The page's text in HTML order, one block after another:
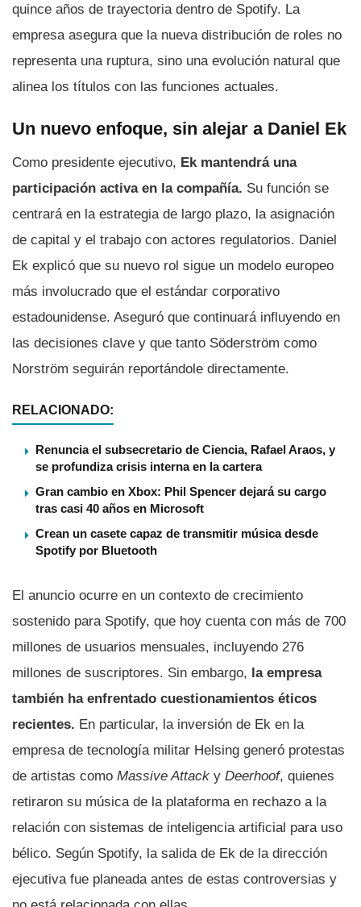
quince años de trayectoria dentro de Spotify. La
empresa asegura que la nueva distribución de roles no
representa una ruptura, sino una evolución natural que
alinea los títulos con las funciones actuales.
Un nuevo enfoque, sin alejar a Daniel Ek
Como presidente ejecutivo, Ek mantendrá una
participación activa en la compañía. Su función se
centrará en la estrategia de largo plazo, la asignación
de capital y el trabajo con actores regulatorios. Daniel
Ek explicó que su nuevo rol sigue un modelo europeo
más involucrado que el estándar corporativo
estadounidense. Aseguró que continuará influyendo en
las decisiones clave y que tanto Söderström como
Norström seguirán reportándole directamente.
RELACIONADO:
Renuncia el subsecretario de Ciencia, Rafael Araos, y
se profundiza crisis interna en la cartera
Gran cambio en Xbox: Phil Spencer dejará su cargo
tras casi 40 años en Microsoft
Crean un casete capaz de transmitir música desde
Spotify por Bluetooth
El anuncio ocurre en un contexto de crecimiento
sostenido para Spotify, que hoy cuenta con más de 700
millones de usuarios mensuales, incluyendo 276
millones de suscriptores. Sin embargo, la empresa
también ha enfrentado cuestionamientos éticos
recientes. En particular, la inversión de Ek en la
empresa de tecnología militar Helsing generó protestas
de artistas como Massive Attack y Deerhoof, quienes
retiraron su música de la plataforma en rechazo a la
relación con sistemas de inteligencia artificial para uso
bélico. Según Spotify, la salida de Ek de la dirección
ejecutiva fue planeada antes de estas controversias y